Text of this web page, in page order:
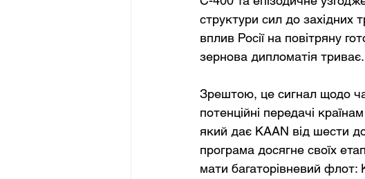
структури сил до західних
вплив Росії на повітряну
зернова дипломатія триває.
Зрештою, це сигнал щодо
потенційні передачі
який дає KAAN від шести
програма досягне своїх
мати багаторівневий флот: